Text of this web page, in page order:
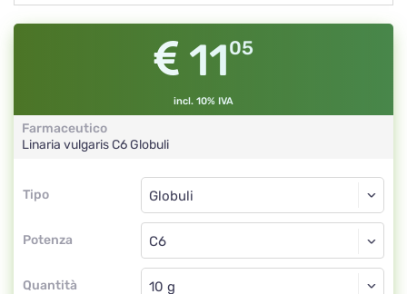
1105
incl. 10% IVA
Farmaceutico
Linaria vulgarisC6Globuli
Tipo
Tipo
Potenza
Globuli
C6
Quantità
Globuli